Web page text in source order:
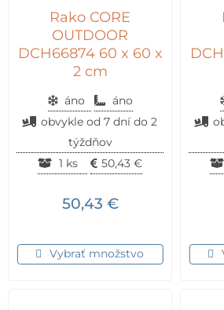
Rako CORE
OUTDOOR
DCH66874 60 x 60 x
2 cm
áno
áno
obvykle od 7 dní do 2
týždňov
1 ks
50,43 €
50,43 €
Vybrať množstvo